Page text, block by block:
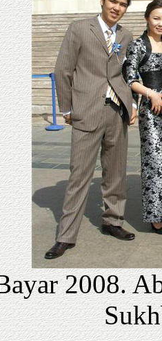
2008.